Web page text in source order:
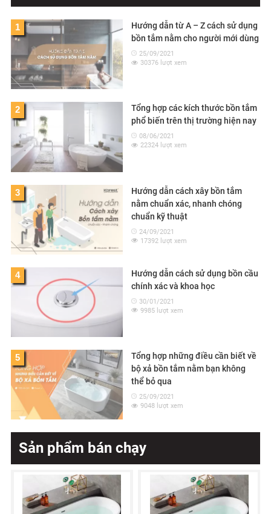
1
Hướng dẫn từ A – Z cách sử dụng
bồn tắm nằm cho người mới dùng
25/09/2021
30376 lượt xem
2
Tổng hợp các kích thước bồn tắm
phổ biến trên thị trường hiện nay
08/06/2021
22324 lượt xem
3
Hướng dẫn cách xây bồn tắm
nằm chuẩn xác, nhanh chóng
chuẩn kỹ thuật
24/09/2021
17392 lượt xem
4
Hướng dẫn cách sử dụng bồn cầu
chính xác và khoa học
30/01/2021
9985 lượt xem
5
Tổng hợp những điều cần biết về
bộ xả bồn tắm nằm bạn không
thể bỏ qua
25/09/2021
9048 lượt xem
Sản phẩm bán chạy